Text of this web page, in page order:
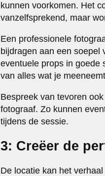
kunnen voorkomen. Het
vanzelfsprekend, maar
Een professionele
bijdragen aan een soepel
eventuele props in goede
van alles wat je
Bespreek van tevoren
fotograaf. Zo kunnen
tijdens de sessie.
3: Creëer de
De locatie kan het